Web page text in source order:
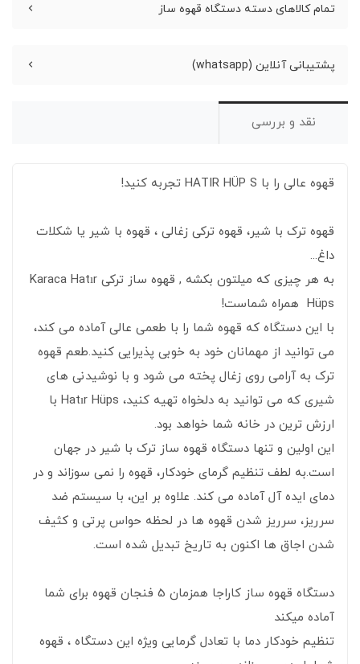
تمام کالاهای دسته دستگاه قهوه ساز
پشتیبانی آنلاین (whatsapp)
نقد و بررسی
قهوه عالی را با HATIR HÜP S تجربه کنید!
قهوه ترک با شیر، قهوه ترکی زغالی ، قهوه با شیر یا شکلات
داغ...
به هر چیزی که میلتون بکشه , قهوه ساز ترکی Karaca Hatır
Hüps همراه شماست!
با این دستگاه که قهوه شما را با طعمی عالی آماده می کند،
می توانید از مهمانان خود به خوبی پذیرایی کنید.طعم قهوه
ترک به آرامی روی زغال پخته می شود و با نوشیدنی های
شیری که می توانید به دلخواه تهیه کنید، Hatır Hüps با
ارزش ترین در خانه شما خواهد بود.
این اولین و تنها دستگاه قهوه ساز ترک با شیر در جهان
است.به لطف تنظیم گرمای خودکار، قهوه را نمی سوزاند و در
دمای ایده آل آماده می کند. علاوه بر این، با سیستم ضد
سرریز، سرریز شدن قهوه ها در لحظه حواس پرتی و کثیف
شدن اجاق ها اکنون به تاریخ تبدیل شده است.
دستگاه قهوه ساز کاراجا همزمان 5 فنجان قهوه برای شما
آماده میکند
تنظیم خودکار دما با تعادل گرمایی ویژه این دستگاه ، قهوه